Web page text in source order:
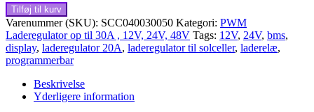
Victron
Energy
Laderegulator
BlueSolar
PWM-
LCD&USB,30A/48V
antal
Tilføj til kurv
Varenummer (SKU): SCC040030050 Kategori: PWM
Laderegulator op til 30A , 12V, 24V, 48V Tags: 12V, 24V, bms,
display, laderegulator 20A, laderegulator til solceller, laderelæ,
programmerbar
Beskrivelse
Yderligere information